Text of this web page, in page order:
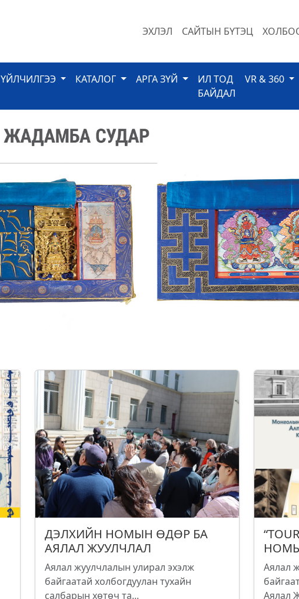
ЭХЛЭЛ САЙТЫН БҮТЭЦ
ҮЙЛЧИЛГЭЭ КАТАЛОГ АРГА ЗҮЙ
ИЛ ТОД
БАЙДАЛ
VR & 360
ДЭЛХИЙН НОМЫН ӨДӨР БА
АЯЛАЛ ЖУУЛЧЛАЛ
Аялал жуулчлалын улирал эхэлж
байгаатай холбогдуулан тухайн
салбарын хөтөч та...
Аялал
Аялал